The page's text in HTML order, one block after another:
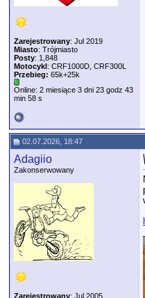
Zarejestrowany: Jul 2019
Miasto: Trójmiasto
Posty: 1,848
Motocykl: CRF1000D, CRF300L
Przebieg: 65k+25k
Online: 2 miesiące 3 dni 23 godz 43
min 58 s
02.07.2026, 18:47
Adagiio
Zakonserwowany
Zarejestrowany: Jul 2005